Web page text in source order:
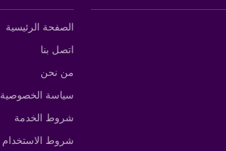
الصفحة الرئيسية
اتصل بنا
من نحن
سياسة الخصوصية
شروط الخدمة
شروط الاستخدام